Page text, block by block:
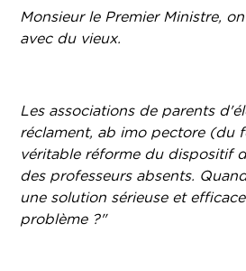
Monsieur le Premier Ministre,
avec du vieux.
Les associations de parents
réclament, ab imo pectore (du
véritable réforme du dispositif
des professeurs absents.
une solution sérieuse et
problème ?"